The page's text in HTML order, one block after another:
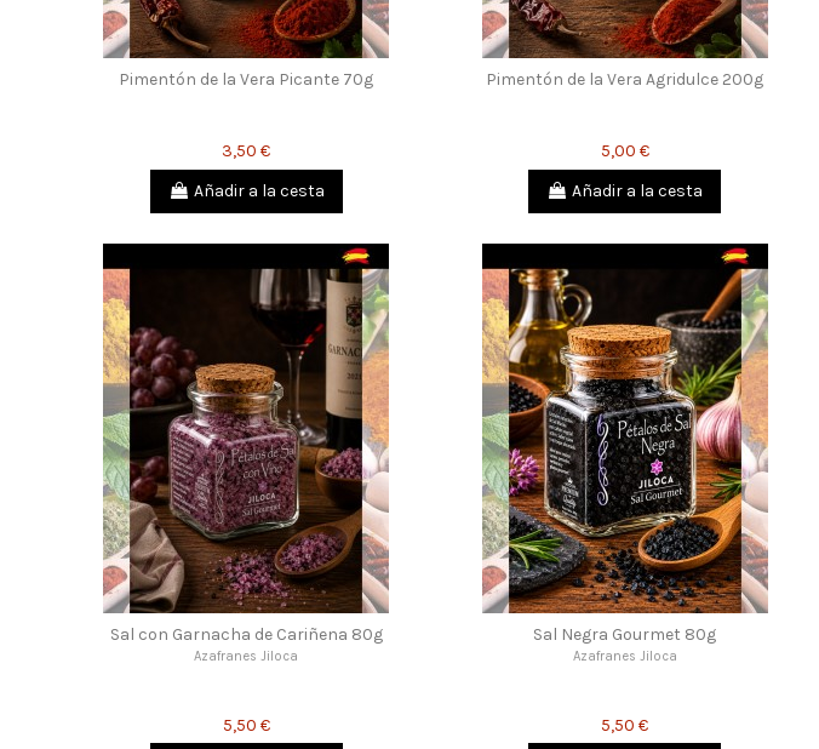
Pimentón de la Vera Picante 70g
3,50 €
Añadir a la cesta
Pimentón de la Vera Agridulce 200g
5,00 €
Añadir a la cesta
Sal con Garnacha de Cariñena 80g
Azafranes Jiloca
5,50 €
Sal Negra Gourmet 80g
Azafranes Jiloca
5,50 €